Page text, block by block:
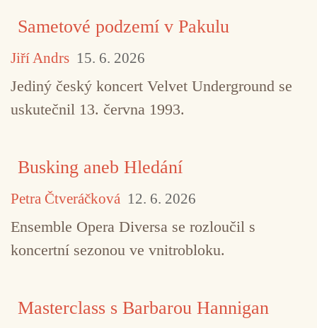
Sametové podzemí v Pakulu
Jiří Andrs 15. 6. 2026
Jediný český koncert Velvet Underground se
uskutečnil 13. června 1993.
Busking aneb Hledání
Petra Čtveráčková 12. 6. 2026
Ensemble Opera Diversa se rozloučil s
koncertní sezonou ve vnitrobloku.
Masterclass s Barbarou Hannigan